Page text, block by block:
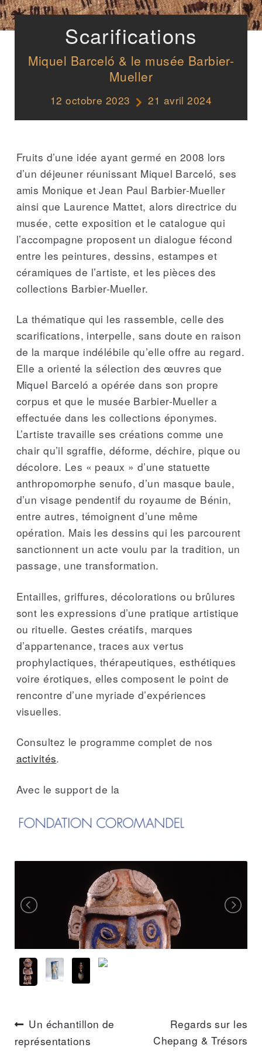
Scarifications
Miquel Barceló & le musée Barbier-
Mueller
12 octobre 2023 21 avril 2024
Fruits d’une idée ayant germé en 2008 lors
d’un déjeuner réunissant Miquel Barceló, ses
amis Monique et Jean Paul Barbier-Mueller
ainsi que Laurence Mattet, alors directrice du
musée, cette exposition et le catalogue qui
l’accompagne proposent un dialogue fécond
entre les peintures, dessins, estampes et
céramiques de l’artiste, et les pièces des
collections Barbier-Mueller.
La thématique qui les rassemble, celle des
scarifications, interpelle, sans doute en raison
de la marque indélébile qu’elle offre au regard.
Elle a orienté la sélection des œuvres que
Miquel Barceló a opérée dans son propre
corpus et que le musée Barbier-Mueller a
effectuée dans les collections éponymes.
L’artiste travaille ses créations comme une
chair qu’il sgraffie, déforme, déchire, pique ou
décolore. Les « peaux » d’une statuette
anthropomorphe senufo, d’un masque baule,
d’un visage pendentif du royaume de Bénin,
entre autres, témoignent d’une même
opération. Mais les dessins qui les parcourent
sanctionnent un acte voulu par la tradition, un
passage, une transformation.
Entailles, griffures, décolorations ou brûlures
sont les expressions d’une pratique artistique
ou rituelle. Gestes créatifs, marques
d’appartenance, traces aux vertus
prophylactiques, thérapeutiques, esthétiques
voire érotiques, elles composent le point de
rencontre d’une myriade d’expériences
visuelles.
Consultez le programme complet de nos
activités.
Avec le support de la
Un échantillon de
représentations
Regards sur les
Chepang & Trésors